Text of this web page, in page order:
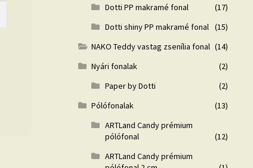
Dotti PP makramé fonal
(17)
Dotti shiny PP makramé fonal (15)
NAKO Teddy vastag zsenília fonal (14)
Nyári fonalak
(2)
Paper by Dotti
(2)
Pólófonalak
(13)
ARTLand Candy prémium
pólófonal
(12)
ARTLand Candy prémium